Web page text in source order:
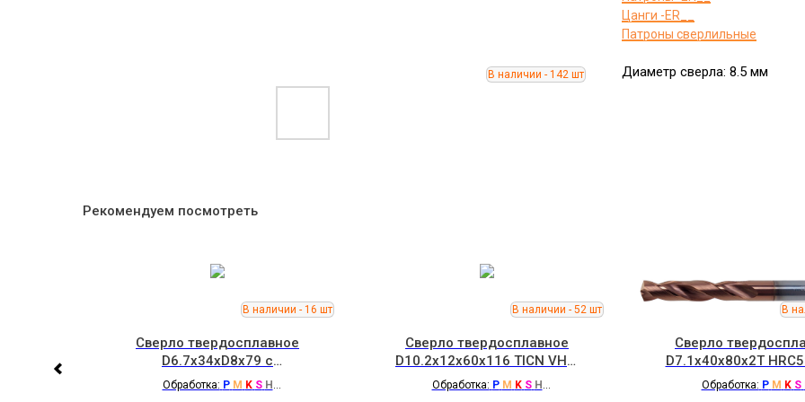
Цанги -ER__
Патроны сверлильные
Диаметр сверла: 8.5 мм
Рекомендуем посмотреть
Сверло твердосплавное
D6.7x34xD8x79 с
отверстиями для СОЖ IRON
Обработка: P M K S H
Сверло твердосплавное
D10.2x12x60x116 TICN VHM
Hartmetall с отверстиями
Обработка: P M K S H
Сверло
D7.1x40x80x2T
ROOT
Обработка: P M K S